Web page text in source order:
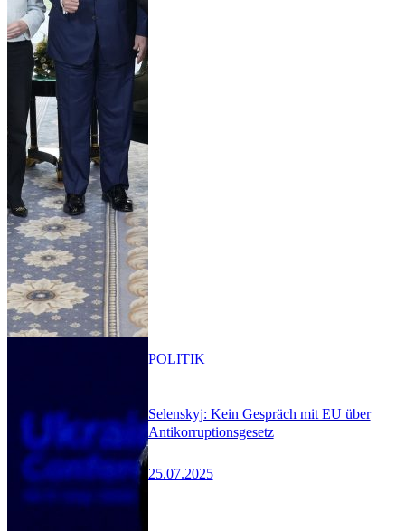
Selenskyj: Kein Gespräch mit EU über
Antikorruptionsgesetz
25.07.2025
POLITIK